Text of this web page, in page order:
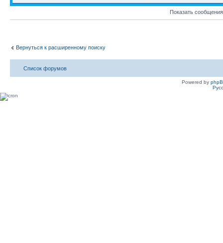
Показать
Вернуться к расширенному поиску
Список форумов
Powered by